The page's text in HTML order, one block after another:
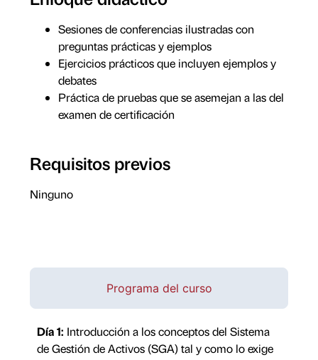
Sesiones de conferencias ilustradas con
preguntas prácticas y ejemplos
Ejercicios prácticos que incluyen ejemplos y
debates
Práctica de pruebas que se asemejan a las del
examen de certificación
Requisitos previos
Ninguno
Programa del curso
Día 1: Introducción a los conceptos del Sistema
de Gestión de Activos (SGA) tal y como lo exige